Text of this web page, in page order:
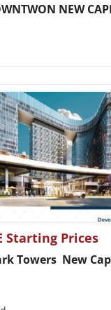
NEW
Starting Prices
Towers New